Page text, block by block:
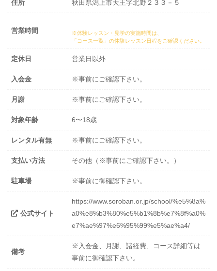
住所 秋田県潟上市天王字北野２３３－５
営業時間
※体験レッスン・見学の実施時間は、
「コース一覧」の体験レッスン日程をご確認ください。
定休日 営業日以外
入会金 ※事前にご確認下さい。
月謝 ※事前にご確認下さい。
対象年齢 6〜18歳
レンタル有無 ※事前にご確認下さい。
支払い方法 その他（※事前にご確認下さい。）
駐車場 ※事前に御確認下さい。
公式サイト
https://www.soroban.or.jp/school/%e5%8a%
a0%e8%b3%80%e5%b1%8b%e7%8f%a0%
e7%ae%97%e6%95%99%e5%ae%a4/
備考
※入会金、月謝、諸経費、コース詳細等は
事前に御確認下さい。